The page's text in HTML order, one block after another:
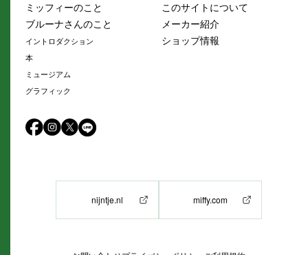
ミッフィーのこと
ブルーナさんのこと
イントロダクション
本
ミュージアム
グラフィック
このサイトについて
メーカー紹介
ショップ情報
nijntje.nl miffy.com